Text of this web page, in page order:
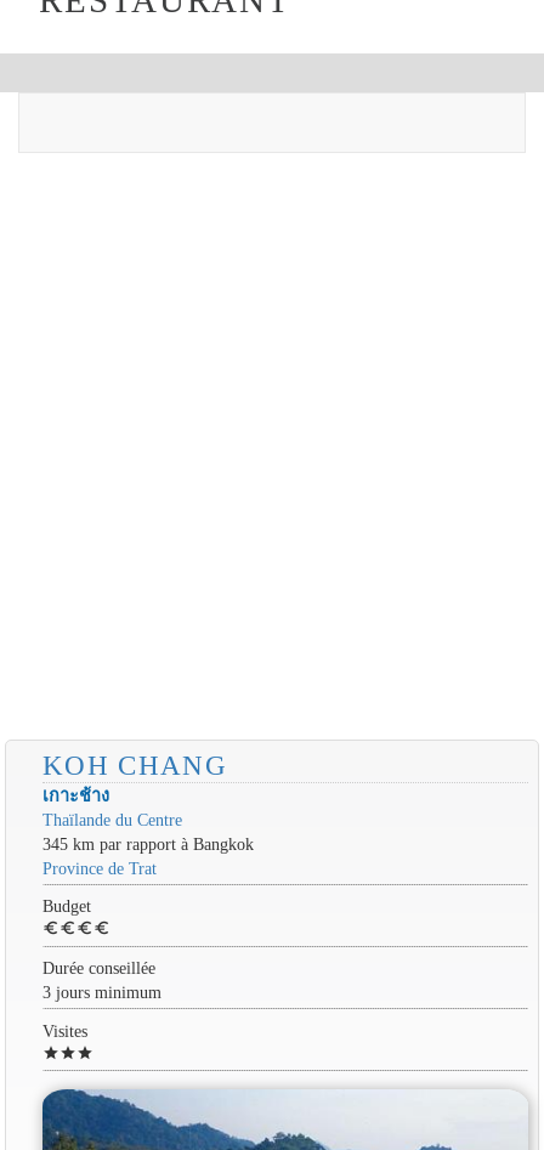
KOH CHANG
เกาะช้าง
Thaïlande du Centre
345 km par rapport à Bangkok
Province de Trat
Budget
euro euro euro euro
Durée conseillée
3 jours minimum
Visites
starstarstar